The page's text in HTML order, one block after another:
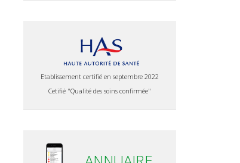
Etablissement certifié en septembre 2022
Cetifié "Qualité des soins confirmée"